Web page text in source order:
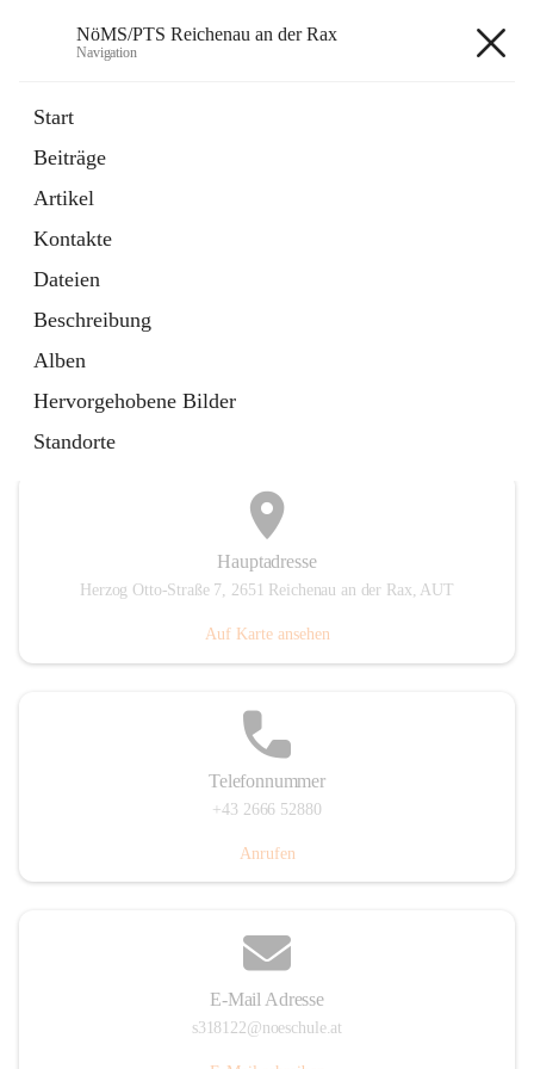
NöMS/PTS Reichenau an der Rax
Navigation
Start
Beiträge
Artikel
Kontakte
Dateien
Beschreibung
Alben
Hervorgehobene Bilder
Standorte
Hans Lanner Regionalmusik Schulverband
öffnet
in
neuem
Tab
Externe Webseite
in
Tab
Hauptadresse
Herzog Otto-Straße 7, 2651 Reichenau an der Rax, AUT
Auf Karte ansehen
Telefonnummer
+43 2666 52880
Anrufen
E-Mail Adresse
s318122@noeschule.at